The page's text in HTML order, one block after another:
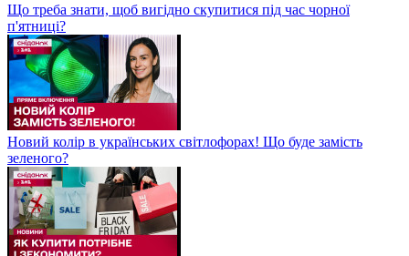
Що треба знати, щоб вигідно скупитися під час чорної
п'ятниці?
Новий колір в українських світлофорах! Що буде замість
зеленого?